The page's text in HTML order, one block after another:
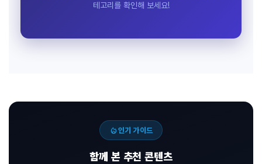
테고리를 확인해 보세요!
local_fire_department인기 가이드
함께 본 추천 콘텐츠